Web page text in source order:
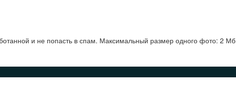
и не попасть в спам. Максимальный размер одного фото: 2 Мб